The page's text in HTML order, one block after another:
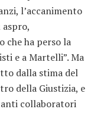
l’accanimento
che ha perso la
e a Martelli”. Ma
dalla stima del
della Giustizia, e
collaboratori